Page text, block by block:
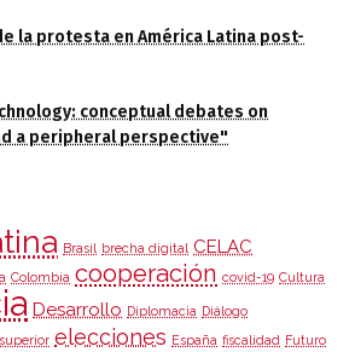
la protesta en América Latina post-
conceptual debates on
a peripheral perspective"
Brasil brecha digital CELAC
Colombia cooperación covid-19 Cultura
Desarrollo Diplomacia Diálogo
elecciones España fiscalidad Futuro